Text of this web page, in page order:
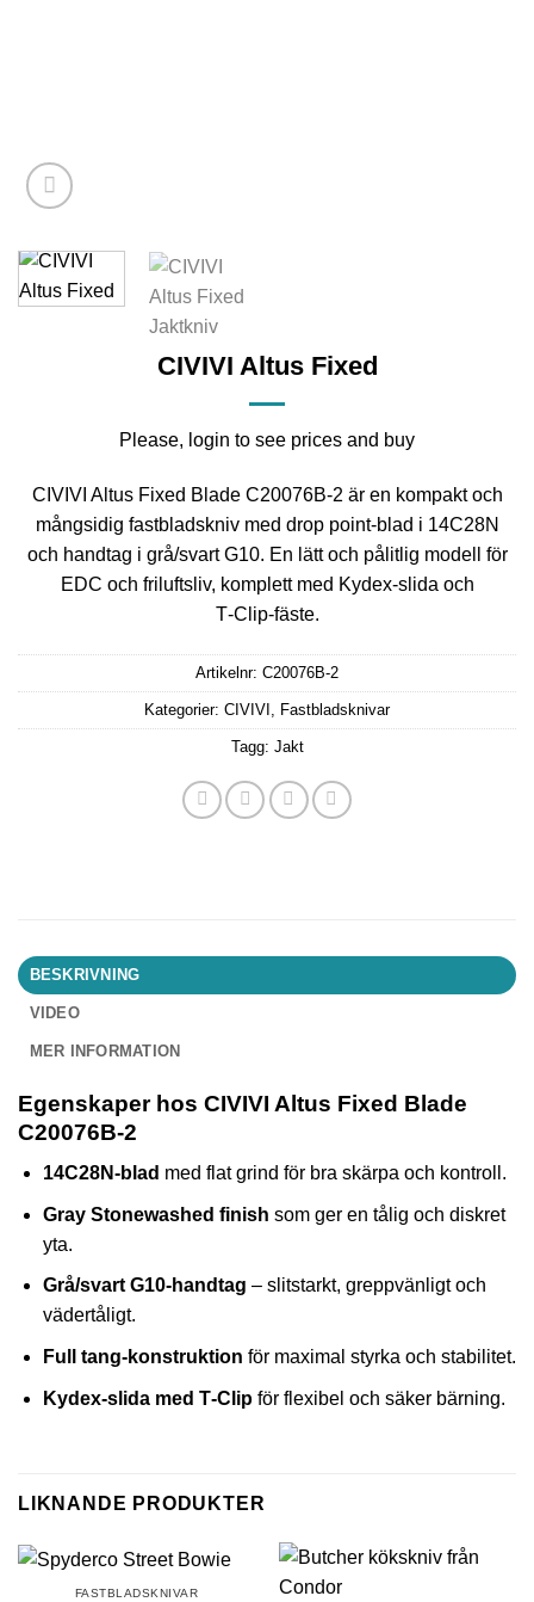
CIVIVI Altus Fixed
Please, login to see prices and buy
CIVIVI Altus Fixed Blade C20076B‑2 är en kompakt och
mångsidig fastbladskniv med drop point‑blad i 14C28N
och handtag i grå/svart G10. En lätt och pålitlig modell för
EDC och friluftsliv, komplett med Kydex‑slida och
T‑Clip‑fäste.
Artikelnr: C20076B-2
Kategorier: CIVIVI Fastbladsknivar
Tagg: Jakt
BESKRIVNING
VIDEO
MER INFORMATION
Egenskaper hos CIVIVI Altus Fixed Blade
C20076B‑2
14C28N‑blad med flat grind för bra skärpa och kontroll.
Gray Stonewashed finish som ger en tålig och diskret
yta.
Grå/svart G10‑handtag – slitstarkt, greppvänligt och
vädertåligt.
Full tang‑konstruktion för maximal styrka och stabilitet.
Kydex‑slida med T‑Clipför flexibel och säker bärning.
LIKNANDE PRODUKTER
FASTBLADSKNIVAR